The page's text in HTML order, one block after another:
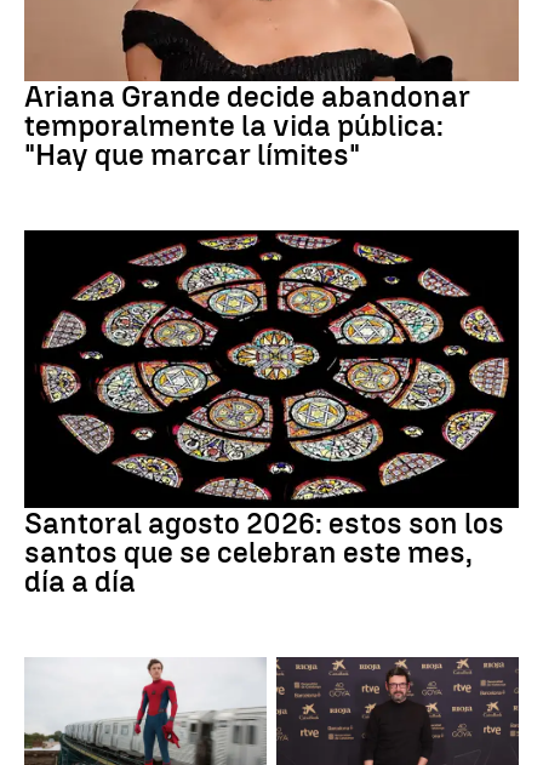
Ariana Grande decide abandonar
temporalmente la vida pública:
"Hay que marcar límites"
Santoral agosto 2026: estos son los
santos que se celebran este mes,
día a día